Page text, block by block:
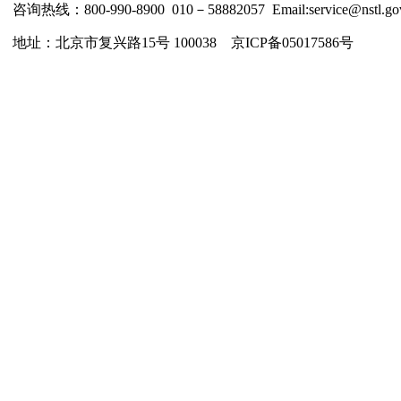
咨询热线：800-990-8900 010－58882057
地址：北京市复兴路15号 100038 京ICP备05017586号